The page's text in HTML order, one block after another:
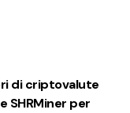
di criptovalute
SHRMiner per